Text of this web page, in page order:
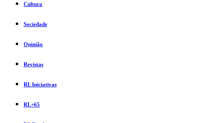
Cultura
Sociedade
Opinião
Revistas
RL Iniciativas
RL+65